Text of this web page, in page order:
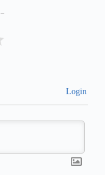
Login